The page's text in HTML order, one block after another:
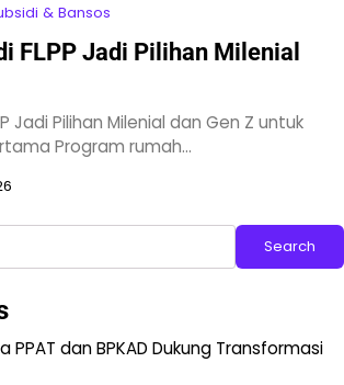
& Bansos
FLPP Jadi Pilihan Milenial
Jadi Pilihan Milenial dan Gen Z untuk
Program rumah…
Search
PPAT dan BPKAD Dukung Transformasi